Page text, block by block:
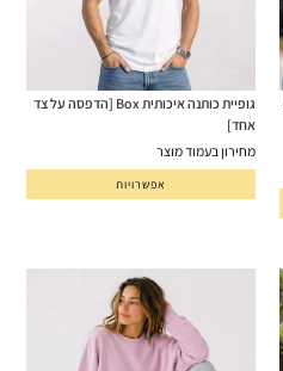
גופיית כותנה איכותית Box [הדפסה על צד
אחד]
מחירון בעמוד מוצר
אפשרויות